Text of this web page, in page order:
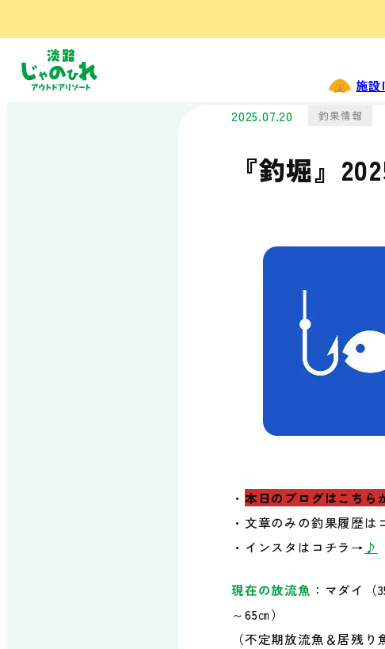
パーク
シーカヤック
SUP・メガSUP・
施設について 場内マップ
アクセス
よくある質問
施設
2025.07.20
釣果情報
『釣堀』
・ 本日のブログはこちら
・文章のみの釣果履歴
・インスタはコチラ→ ♪
現在の放流魚 ：マダイ
～65㎝）
（不定期放流魚＆居残